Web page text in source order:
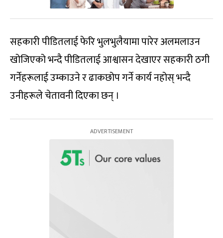
सहकारी पीडितलाई फेरि भुलभुलैयामा पारेर अलमलाउन
खोजिएको भन्दै पीडितलाई आश्वासन देखाएर सहकारी ठगी
गर्नेहरूलाई उम्काउने र ढाकछोप गर्ने कार्य नहोस् भन्दै
उनीहरूले चेतावनी दिएका छन् ।